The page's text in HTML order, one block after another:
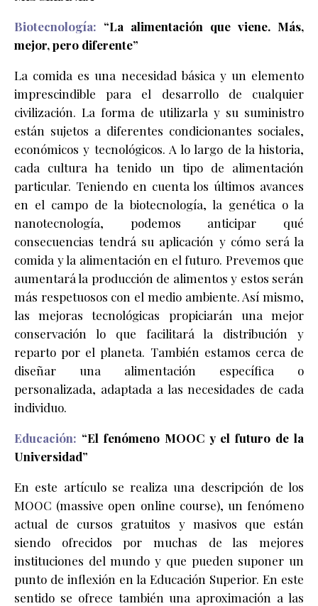
Biotecnología: “La alimentación que viene. Más,
mejor, pero diferente”
La comida es una necesidad básica y un elemento
imprescindible para el desarrollo de cualquier
civilización. La forma de utilizarla y su suministro
están sujetos a diferentes condicionantes sociales,
económicos y tecnológicos. A lo largo de la historia,
cada cultura ha tenido un tipo de alimentación
particular. Teniendo en cuenta los últimos avances
en el campo de la biotecnología, la genética o la
nanotecnología, podemos anticipar qué
consecuencias tendrá su aplicación y cómo será la
comida y la alimentación en el futuro. Prevemos que
aumentará la producción de alimentos y estos serán
más respetuosos con el medio ambiente. Así mismo,
las mejoras tecnológicas propiciarán una mejor
conservación lo que facilitará la distribución y
reparto por el planeta. También estamos cerca de
diseñar una alimentación específica o
personalizada, adaptada a las necesidades de cada
individuo.
Educación: “El fenómeno MOOC y el futuro de la
Universidad”
En este artículo se realiza una descripción de los
MOOC (massive open online course), un fenómeno
actual de cursos gratuitos y masivos que están
siendo ofrecidos por muchas de las mejores
instituciones del mundo y que pueden suponer un
punto de inflexión en la Educación Superior. En este
sentido se ofrece también una aproximación a las